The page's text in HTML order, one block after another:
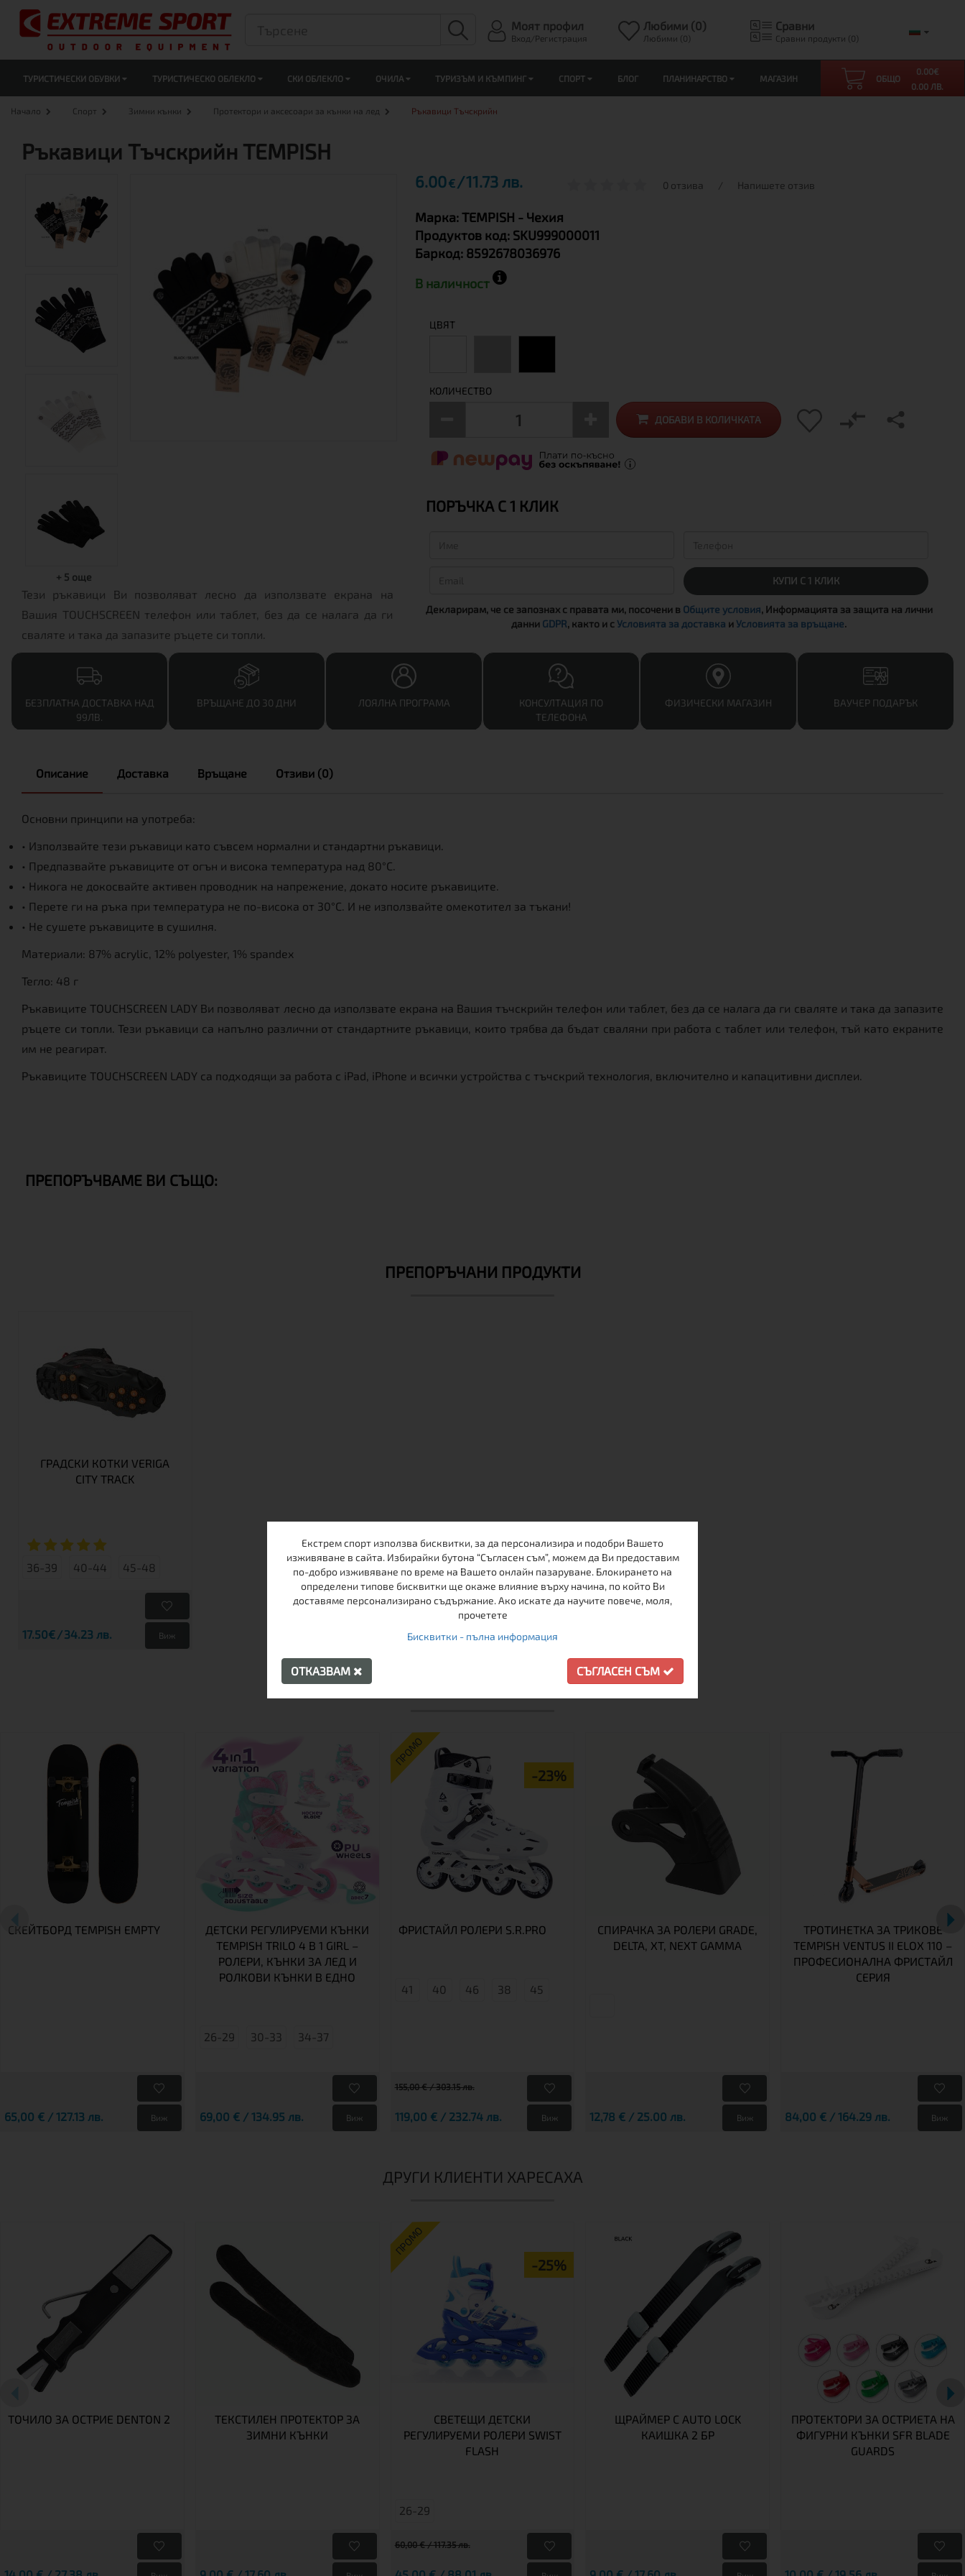
Моят профил
Вход/Регистрация
Любими (0)
Любими (0)
Сравни
Сравни продукти (0)
ТУРИСТИЧЕСКИ ОБУВКИ ТУРИСТИЧЕСКО ОБЛЕКЛО СКИ ОБЛЕКЛО ОЧИЛА ТУРИЗЪМ И КЪМПИНГ СПОРТ БЛОГ ПЛАНИНАРСТВО МАГАЗИН ОБЩО
0.00€
0.00 ЛВ.
Начало Спорт Зимни кънки Протектори и аксесоари за кънки на лед Ръкавици Тъчскрийн
Ръкавици Тъчскрийн TEMPISH
+ 5 още
Тези ръкавици Ви позволяват лесно да използвате екрана на
Вашия TOUCHSCREEN телефон или таблет, без да се налага да ги
сваляте и така да запазите ръцете си топли.
6.00€ 11.73 лв. 0 отзива / Напишете отзив
Марка:TEMPISH - Чехия
Продуктов код: SKU999000011
Баркод: 8592678036976
В наличност
ЦВЯТ
КОЛИЧЕСТВО
ДОБАВИ В КОЛИЧКАТА
ПОРЪЧКА С 1 КЛИК
КУПИ С 1 КЛИК
Декларирам, че се запознах с правата ми, посочени в Общите условия, Информацията за защита на лични
данни GDPR, както и сУсловията за доставка иУсловията за връщане.
БЕЗПЛАТНА ДОСТАВКА НАД
99ЛВ.
ВРЪЩАНЕ ДО 30 ДНИ ЛОЯЛНА ПРОГРАМА
КОНСУЛТАЦИЯ ПО
ТЕЛЕФОНА
ФИЗИЧЕСКИ МАГАЗИН ВАУЧЕР ПОДАРЪК
Описание Доставка Връщане Отзиви (0)
Основни принципи на употреба:
• Използвайте тези ръкавици като съвсем нормални и стандартни ръкавици.
• Предпазвайте ръкавиците от огън и висока температура над 80°C.
• Никога не докосвайте активен проводник на напрежение, докато носите ръкавиците.
• Перете ги на ръка при температура не по-висока от 30°C. И не използвайте омекотител за тъкани!
• Не сушете ръкавиците в сушилня.
Материали: 87% acrylic, 12% polyester, 1% spandex
Тегло: 48 г
Ръкавиците TOUCHSCREEN LADY Ви позволяват лесно да използвате екрана на Вашия тъчскрийн телефон или таблет, без да се налага да ги сваляте и така да запазите
ръцете си топли. Тези ръкавици са напълно различни от стандартните ръкавици, които трябва да бъдат сваляни при работа с таблет или телефон, тъй като екраните
им не реагират.
Ръкавиците TOUCHSCREEN LADY са подходящи за работа с iPad, iPhone и всички устройства с тъчскрий технология, включително и капацитивни дисплеи.
ПРЕПОРЪЧВАМЕ ВИ СЪЩО:
ПРЕПОРЪЧАНИ ПРОДУКТИ
ГРАДСКИ КОТКИ VERIGA
CITY TRACK
36-39 40-44 45-48
17.50€ 34.23 лв. Виж
СКЕЙТБОРД TEMPISH EMPTY
65,00 € / 127.13 лв. Виж
ДЕТСКИ РЕГУЛИРУЕМИ КЪНКИ
TEMPISH TRILO 4 В 1 GIRL –
РОЛЕРИ, КЪНКИ ЗА ЛЕД И
РОЛКОВИ КЪНКИ В ЕДНО
26-29 30-33 34-37
69,00 € / 134.95 лв. Виж
ПРОМО
-23%
ФРИСТАЙЛ РОЛЕРИ S.R.PRO
41 40 46 38 45
155,00 € / 303.15 лв.
119,00 € / 232.74 лв. Виж
СПИРАЧКА ЗА РОЛЕРИ GRADE,
DELTA, XT, NEXT GAMMA
12,78 € / 25.00 лв. Виж
ТРОТИНЕТКА ЗА ТРИКОВЕ
TEMPISH VENTUS II ELOX 110 –
ПРОФЕСИОНАЛНА ФРИСТАЙЛ
СЕРИЯ
84,00 € / 164.29 лв. Виж
ДРУГИ КЛИЕНТИ ХАРЕСАХА
ТОЧИЛО ЗА ОСТРИЕ DENTON 2
ТЕКСТИЛЕН ПРОТЕКТОР ЗА
ЗИМНИ КЪНКИ
ПРОМО
-25%
СВЕТЕЩИ ДЕТСКИ
РЕГУЛИРУЕМИ РОЛЕРИ SWIST
FLASH
26-29
60,00 € / 117.35 лв.
ЩРАЙМЕР С AUTO LOCK
КАИШКА 2 БР
ПРОТЕКТОРИ ЗА ОСТРИЕТА НА
ФИГУРНИ КЪНКИ SFR BLADE
GUARDS
Екстрем спорт използва бисквитки, за да персонализира и подобри Вашето
изживяване в сайта. Избирайки бутона “Съгласен съм”, можем да Ви предоставим
по-добро изживяване по време на Вашето онлайн пазаруване. Блокирането на
определени типове бисквитки ще окаже влияние върху начина, по който Ви
доставяме персонализирано съдържание. Ако искате да научите повече, моля,
прочетете
Бисквитки - пълна информация
ОТКАЗВАМ СЪГЛАСЕН СЪМ